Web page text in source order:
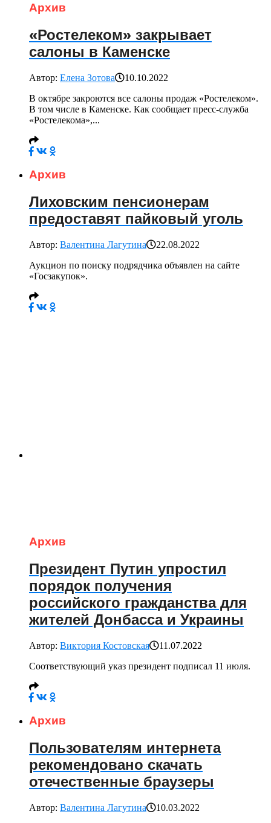
Архив
«Ростелеком» закрывает
салоны в Каменске
Автор: Елена Зотова
10.10.2022
В октябре закроются все салоны продаж «Ростелеком».
В том числе в Каменске. Как сообщает пресс-служба
«Ростелекома»,...
Архив
Лиховским пенсионерам
предоставят пайковый уголь
Автор: Валентина Лагутина
22.08.2022
Аукцион по поиску подрядчика объявлен на сайте
«Госзакупок».
Архив
Президент Путин упростил
порядок получения
российского гражданства для
жителей Донбасса и Украины
Автор: Виктория Костовская
11.07.2022
Соответствующий указ президент подписал 11 июля.
Архив
Пользователям интернета
рекомендовано скачать
отечественные браузеры
Автор: Валентина Лагутина 10.03.2022